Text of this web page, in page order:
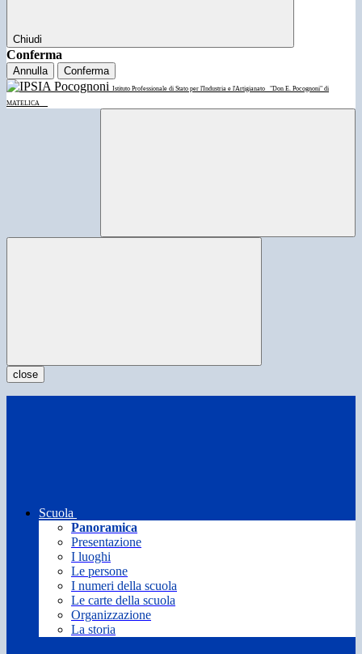
Chiudi
Conferma
Annulla Conferma
Istituto Professionale di Stato per l'Industria e l'Artigianato
"Don E. Pocognoni" di
MATELICA
close
Scuola
Panoramica
Presentazione
I luoghi
Le persone
I numeri della scuola
Le carte della scuola
Organizzazione
La storia